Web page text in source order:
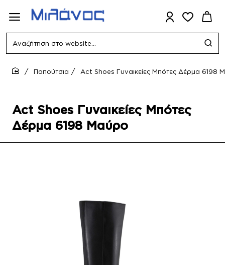
Αναζήτηση
website...
Act Shoes Γυναικείες Μπότες
Δέρμα 6198 Μαύρο
Παπούτσια Act Shoes Γυναικείες Μπότες Δέρμα 6198